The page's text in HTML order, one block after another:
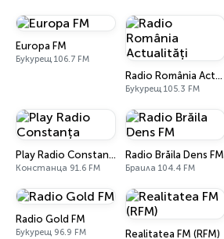
Europa FM
Букурещ 106.7 FM
Radio România Actualități
Букурещ 105.3 FM
Play Radio Constanța
Констанца 91.6 FM
Radio Brăila Dens FM
Браила 104.4 FM
Radio Gold FM
Букурещ 96.9 FM Realitatea FM (RFM)